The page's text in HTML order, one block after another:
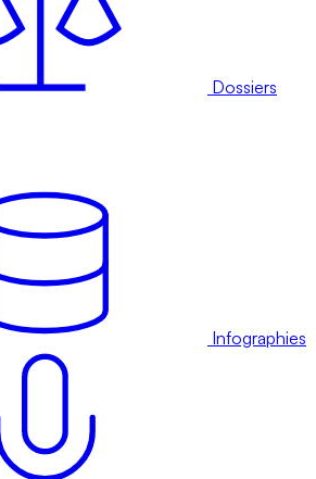
Dossiers
Infographies